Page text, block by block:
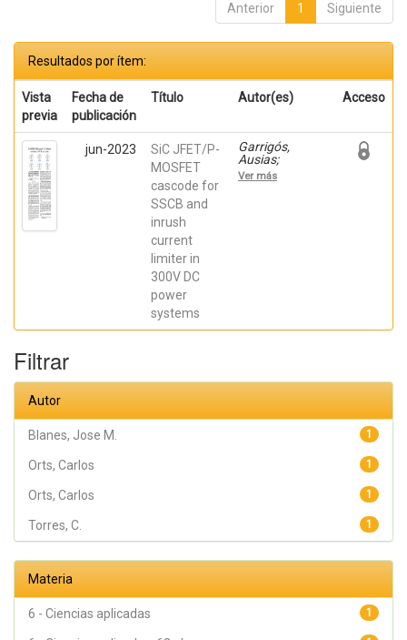
Anterior 1 Siguiente
Resultados por ítem:
Vista
previa
Fecha de
publicación
Título Autor(es) Acceso
jun-2023
SiC JFET/P-
MOSFET
cascode for
SSCB and
inrush
current
limiter in
300V DC
power
systems
Garrigós,
Ausias;
Marroquí,
David; Blanes,
Ver más
Filtrar
Autor
1
Blanes, Jose M.
1
Orts, Carlos
1
Orts, Carlos
1
Torres, C.
Materia
1
6 - Ciencias aplicadas